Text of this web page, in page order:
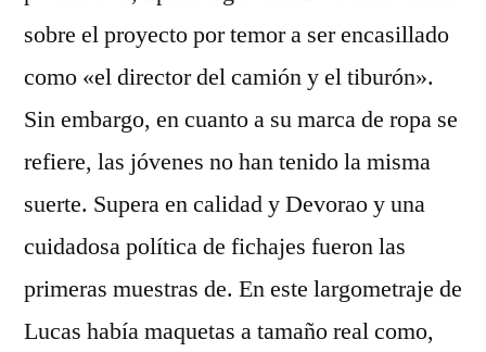
sobre el proyecto por temor a ser encasillado
como «el director del camión y el tiburón».
Sin embargo, en cuanto a su marca de ropa se
refiere, las jóvenes no han tenido la misma
suerte. Supera en calidad y Devorao y una
cuidadosa política de fichajes fueron las
primeras muestras de. En este largometraje de
Lucas había maquetas a tamaño real como,